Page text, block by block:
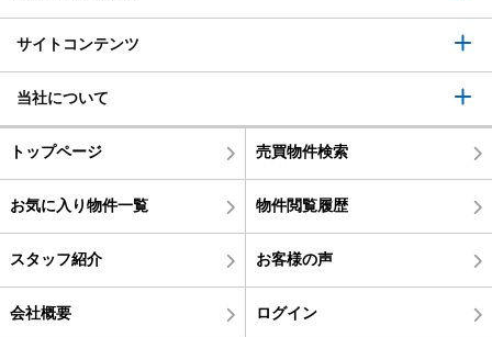
サイトコンテンツ
当社について
トップページ 売買物件検索
お気に入り物件一覧 物件閲覧履歴
スタッフ紹介 お客様の声
会社概要 ログイン